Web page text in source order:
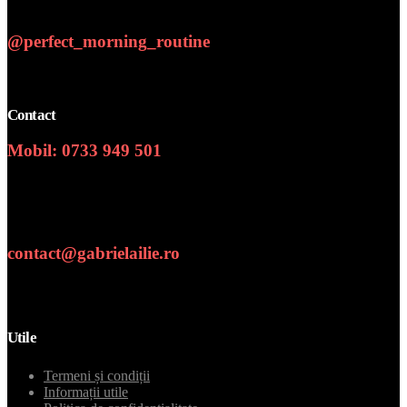
@perfect_morning_routine
Contact
Mobil: 0733 949 501
contact@gabrielailie.ro
Utile
Termeni și condiții
Informații utile